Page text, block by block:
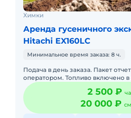
Химки
Аренда гусеничного
Hitachi EX160LC
Минимальное время заказа: 8 ч.
Подача в день заказа. Пакет
оператором. Топливо включено в
Долгосрочная аренда.
с малой наработк
2 500 ₽
20 000 ₽